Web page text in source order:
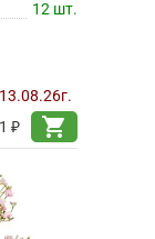
12 шт.
₽
shopping_cart